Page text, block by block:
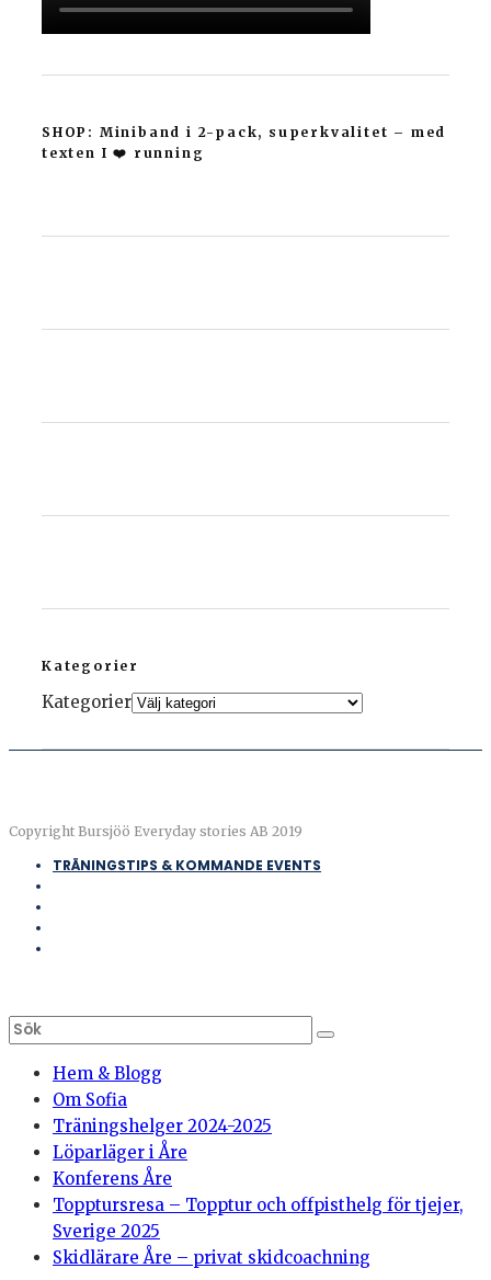
SHOP: Miniband i 2-pack, superkvalitet – med
texten I ❤️ running
Kategorier
Kategorier
Copyright Bursjöö Everyday stories AB 2019
TRÄNINGSTIPS & KOMMANDE EVENTS
Hem & Blogg
Om Sofia
Träningshelger 2024-2025
Löparläger i Åre
Konferens Åre
Topptursresa – Topptur och offpisthelg för tjejer,
Sverige 2025
Skidlärare Åre – privat skidcoachning